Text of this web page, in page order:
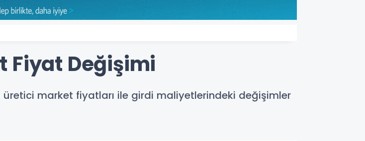
Fiyat Değişimi
üretici market fiyatları ile girdi maliyetlerindeki değişimler